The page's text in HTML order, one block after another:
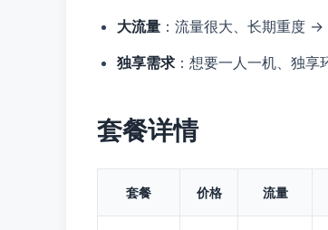
大流量：流量很大、长期重度 →
独享需求：想要一人一机、独
套餐详情
套餐 价格 流量